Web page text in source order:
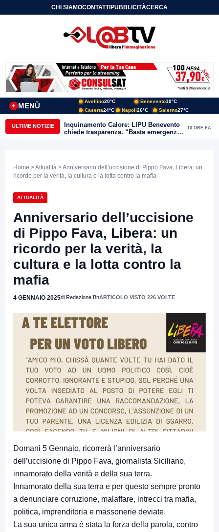
CHI SIAMOCONTATTIPUBBLICITÀCERCA
MENÙ
+
Avellino20°C Benevento19°C
Caserta24°C Napoli26°C Salerno27°C
ULTIME NOTIZIE
Inquinamento Calore: LIPU Benevento
chiede trasparenza. “Basta emergenze:
non possiamo continuare a trattare i
10 ORE FA
Home >Attualità > Anniversario dell’uccisione di Pippo Fava, Libera: un
ricordo per la verità, la cultura e la lotta contro la mafia
ATTUALITÀ
Anniversario dell’uccisione
di Pippo Fava, Libera: un
ricordo per la verità, la
cultura e la lotta contro la
mafia
4 GENNAIO 2025di Redazione BnARTICOLO VISTO 226 VOLTE
Domani 5 Gennaio, ricorrerà l’anniversario
dell’uccisione di Pippo Fava, giornalista Siciliano,
innamorato della verità e della sua terra.
Innamorato della sua terra e per questo sempre pronto
a denunciare corruzione, malaffare, intrecci tra mafia,
politica, imprenditoria e massonerie deviate.
La sua unica arma è stata la forza della parola, contro